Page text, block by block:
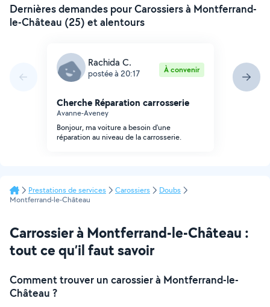
Dernières demandes pour Carossiers à Montferrand-
le-Château (25) et alentours
Rachida C.
postée à 20:17 À convenir
Cherche Réparation carrosserie
Avanne-Aveney
Bonjour, ma voiture a besoin d'une
réparation au niveau de la carrosserie.
Prestations de services Carossiers
Doubs
Montferrand-le-Château
Carrossier à Montferrand-le-Château :
tout ce qu’il faut savoir
Comment trouver un carossier à Montferrand-le-
Château ?